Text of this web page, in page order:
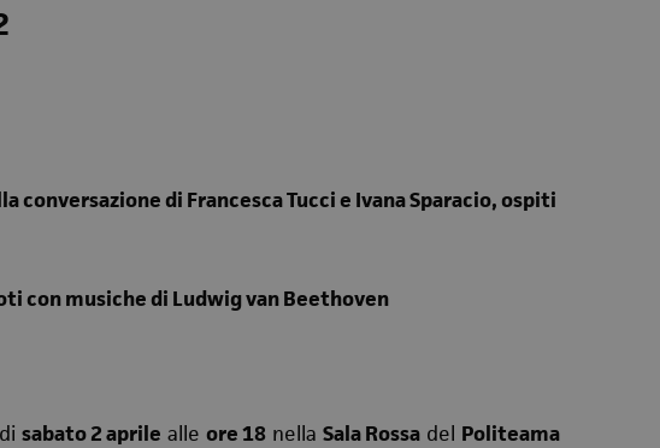
conversazionedi Francesca Tucci e Ivana Sparacio,ospiti
con musiche di Ludwig van Beethoven
sabato 2 aprile alle ore 18nella Sala Rossadel Politeama